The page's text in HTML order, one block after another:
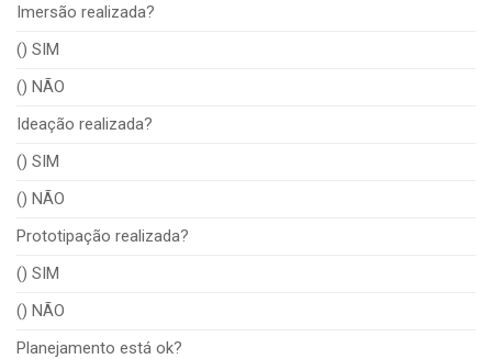
Imersão realizada?
() SIM
() NÃO
Ideação realizada?
() SIM
() NÃO
Prototipação realizada?
() SIM
() NÃO
Planejamento está ok?